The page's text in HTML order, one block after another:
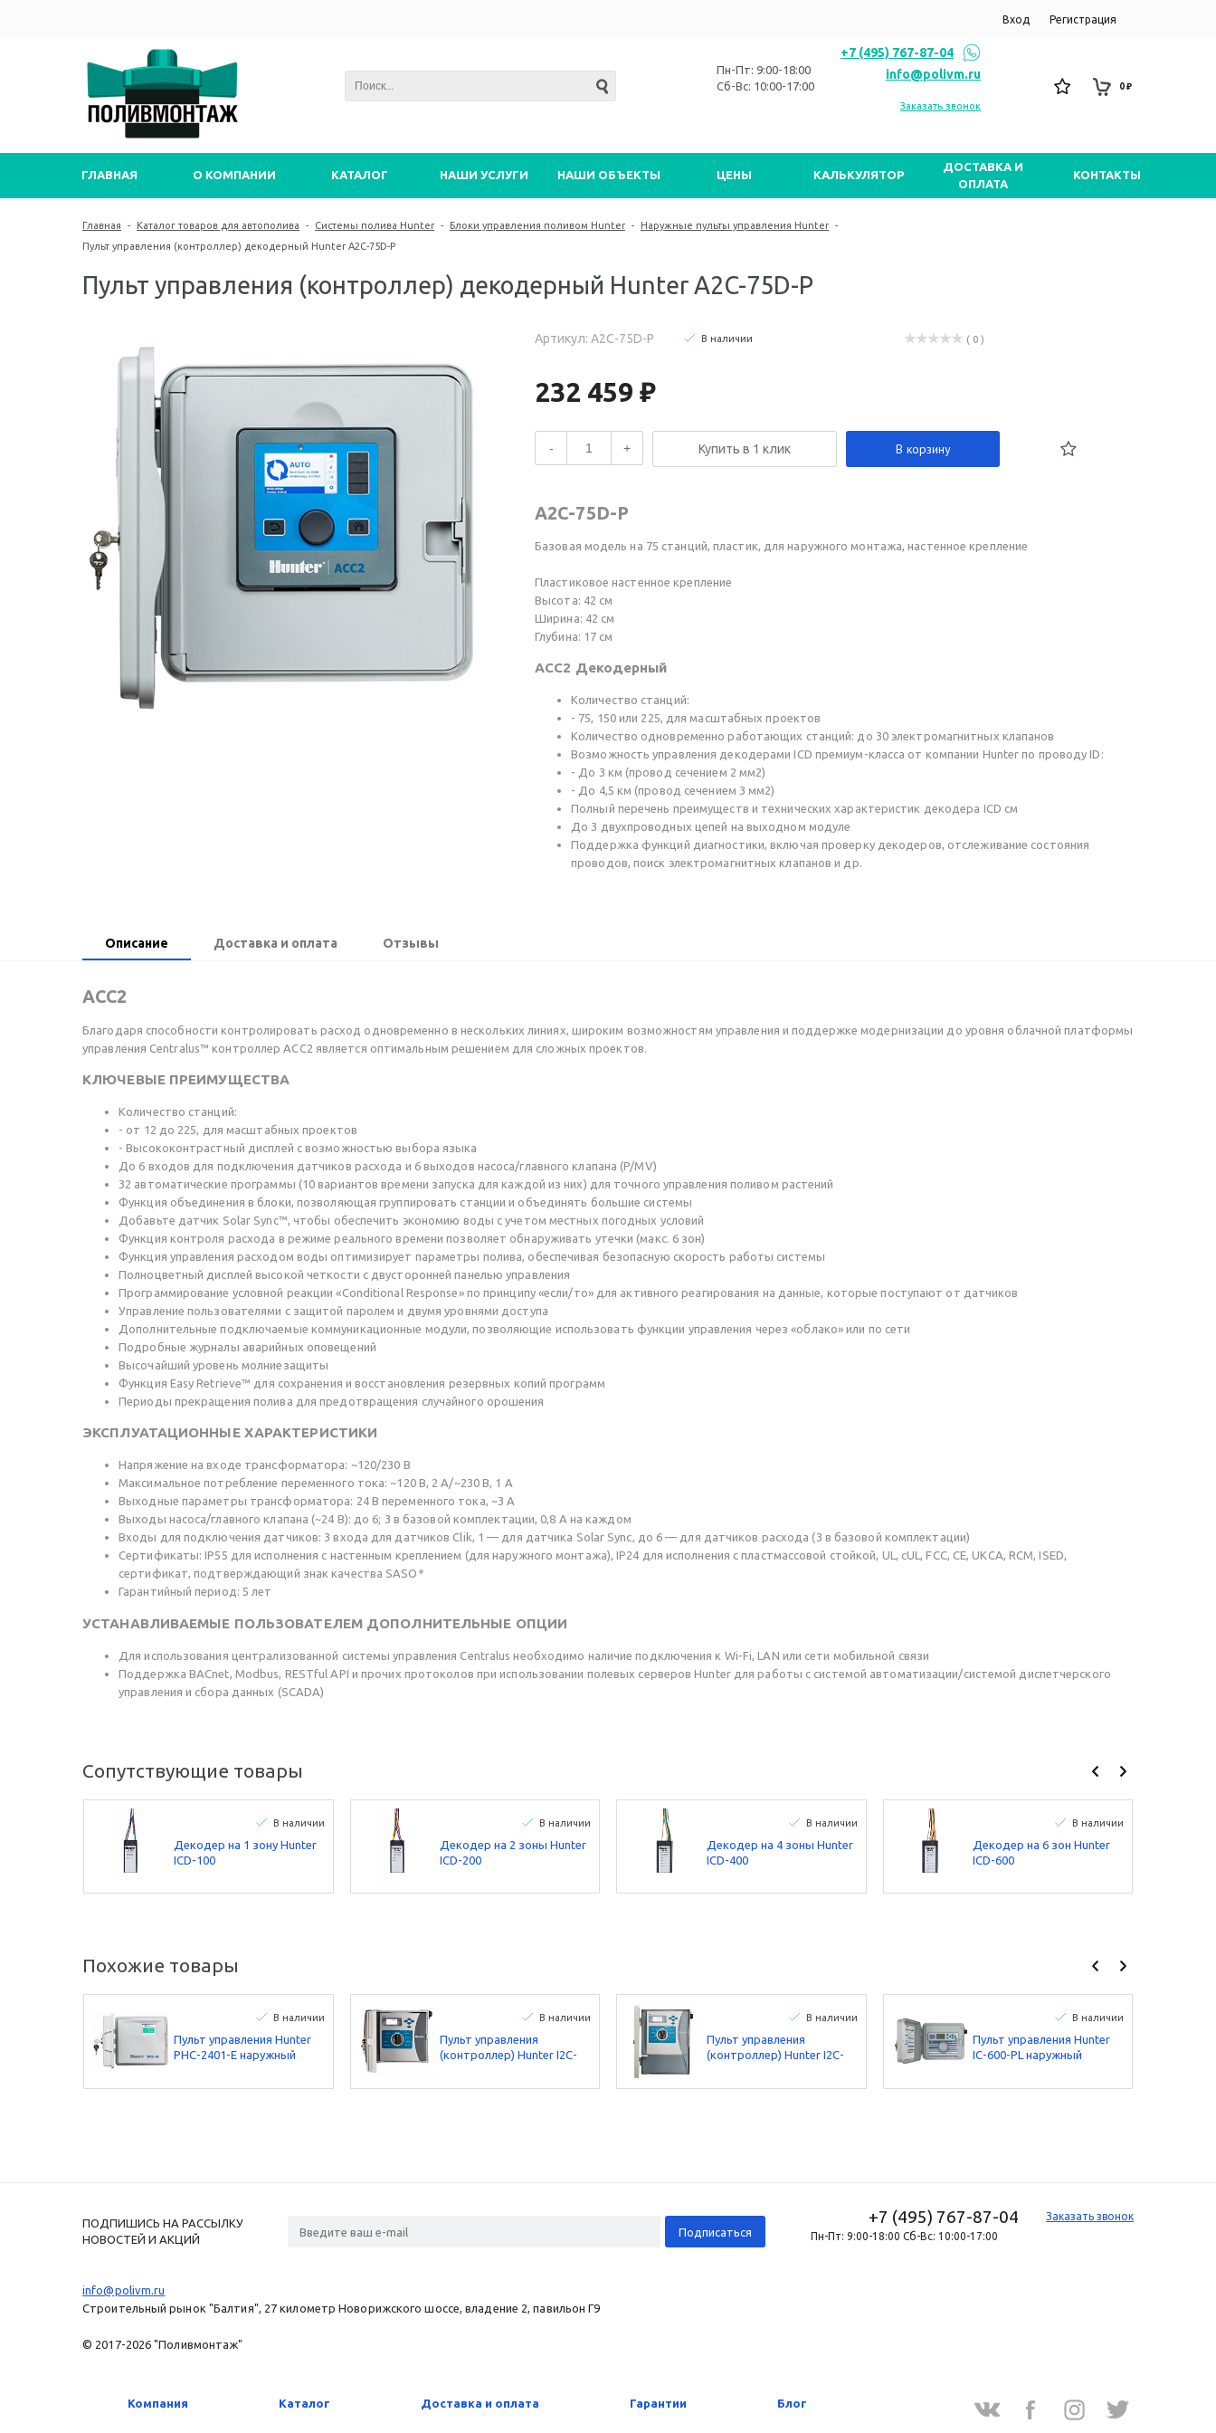
Вход Регистрация
Пн-Пт: 9:00-18:00
Сб-Вс: 10:00-17:00
+7 (495) 767-87-04
info@polivm.ru
Заказать звонок
0 ₽
ГЛАВНАЯ О КОМПАНИИ КАТАЛОГ НАШИ УСЛУГИ НАШИ ОБЪЕКТЫ ЦЕНЫ КАЛЬКУЛЯТОР
ДОСТАВКА И
ОПЛАТА
КОНТАКТЫ
Главная - Каталог товаров для автополива - Системы полива Hunter - Блоки управления поливом Hunter - Наружные пульты управления Hunter -
Пульт управления (контроллер) декодерный Hunter A2C-75D-P
Пульт управления (контроллер) декодерный Hunter A2C-75D-P
Артикул: A2C-75D-P В наличии ( 0 )
232 459 ₽
- + Купить в 1 клик В корзину
A2C-75D-P
Базовая модель на 75 станций, пластик, для наружного монтажа, настенное крепление
Пластиковое настенное крепление
Высота: 42 см
Ширина: 42 см
Глубина: 17 см
ACC2 Декодерный
Количество станций:
- 75, 150 или 225, для масштабных проектов
Количество одновременно работающих станций: до 30 электромагнитных клапанов
Возможность управления декодерами ICD премиум-класса от компании Hunter по проводу ID:
- До 3 км (провод сечением 2 мм2)
- До 4,5 км (провод сечением 3 мм2)
Полный перечень преимуществ и технических характеристик декодера ICD см
До 3 двухпроводных цепей на выходном модуле
Поддержка функций диагностики, включая проверку декодеров, отслеживание состояния
проводов, поиск электромагнитных клапанов и др.
Описание Доставка и оплата Отзывы
ACC2
Благодаря способности контролировать расход одновременно в нескольких линиях, широким возможностям управления и поддержке модернизации до уровня облачной платформы
управления Centralus™ контроллер ACC2 является оптимальным решением для сложных проектов.
КЛЮЧЕВЫЕ ПРЕИМУЩЕСТВА
Количество станций:
- от 12 до 225, для масштабных проектов
- Высококонтрастный дисплей с возможностью выбора языка
До 6 входов для подключения датчиков расхода и 6 выходов насоса/главного клапана (P/MV)
32 автоматические программы (10 вариантов времени запуска для каждой из них) для точного управления поливом растений
Функция объединения в блоки, позволяющая группировать станции и объединять большие системы
Добавьте датчик Solar Sync™, чтобы обеспечить экономию воды с учетом местных погодных условий
Функция контроля расхода в режиме реального времени позволяет обнаруживать утечки (макс. 6 зон)
Функция управления расходом воды оптимизирует параметры полива, обеспечивая безопасную скорость работы системы
Полноцветный дисплей высокой четкости с двусторонней панелью управления
Программирование условной реакции «Conditional Response» по принципу «если/то» для активного реагирования на данные, которые поступают от датчиков
Управление пользователями с защитой паролем и двумя уровнями доступа
Дополнительные подключаемые коммуникационные модули, позволяющие использовать функции управления через «облако» или по сети
Подробные журналы аварийных оповещений
Высочайший уровень молниезащиты
Функция Easy Retrieve™ для сохранения и восстановления резервных копий программ
Периоды прекращения полива для предотвращения случайного орошения
ЭКСПЛУАТАЦИОННЫЕ ХАРАКТЕРИСТИКИ
Напряжение на входе трансформатора: ~120/230 В
Максимальное потребление переменного тока: ~120 В, 2 А/~230 В, 1 А
Выходные параметры трансформатора: 24 В переменного тока, ~3 А
Выходы насоса/главного клапана (~24 В): до 6; 3 в базовой комплектации, 0,8 A на каждом
Входы для подключения датчиков: 3 входа для датчиков Clik, 1 — для датчика Solar Sync, до 6 — для датчиков расхода (3 в базовой комплектации)
Сертификаты: IP55 для исполнения с настенным креплением (для наружного монтажа), IP24 для исполнения с пластмассовой стойкой, UL, cUL, FCC, CE, UKCA, RCM, ISED,
сертификат, подтверждающий знак качества SASO*
Гарантийный период: 5 лет
УСТАНАВЛИВАЕМЫЕ ПОЛЬЗОВАТЕЛЕМ ДОПОЛНИТЕЛЬНЫЕ ОПЦИИ
Для использования централизованной системы управления Centralus необходимо наличие подключения к Wi-Fi, LAN или сети мобильной связи
Поддержка BACnet, Modbus, RESTful API и прочих протоколов при использовании полевых серверов Hunter для работы с системой автоматизации/системой диспетчерского
управления и сбора данных (SCADA)
Сопутствующие товары
В наличии
Декодер на 1 зону Hunter
ICD-100
В наличии
Декодер на 2 зоны Hunter
ICD-200
В наличии
Декодер на 4 зоны Hunter
ICD-400
В наличии
Декодер на 6 зон Hunter
ICD-600
Похожие товары
В наличии
Пульт управления Hunter
PHC-2401-E наружный
В наличии
Пульт управления
(контроллер) Hunter I2C-
В наличии
Пульт управления
(контроллер) Hunter I2C-
В наличии
Пульт управления Hunter
IC-600-PL наружный
ПОДПИШИСЬ НА РАССЫЛКУ
НОВОСТЕЙ И АКЦИЙ
+7 (495) 767-87-04
Заказать звонок
Пн-Пт: 9:00-18:00 Сб-Вс: 10:00-17:00
info@polivm.ru
Строительный рынок "Балтия", 27 километр Новорижского шоссе, владение 2, павильон Г9
© 2017-2026 "Поливмонтаж"
Компания Каталог Доставка и оплата Гарантии Блог